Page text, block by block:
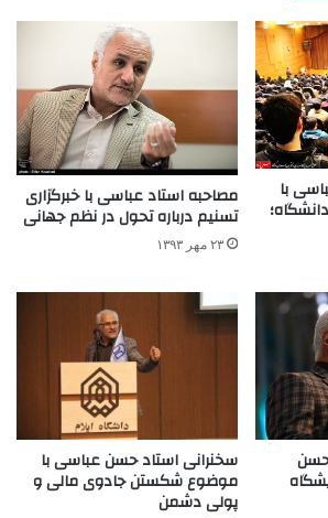
با مصاحبه استاد عباسی با خبرگزاری
تسنیم درباره تحول در نظم جهانی
۲۳ مهر ۱۳۹۳
حسن سخنرانی استاد حسن عباسی با
موضوع شکستن جادوی مالی و
پولی دشمن